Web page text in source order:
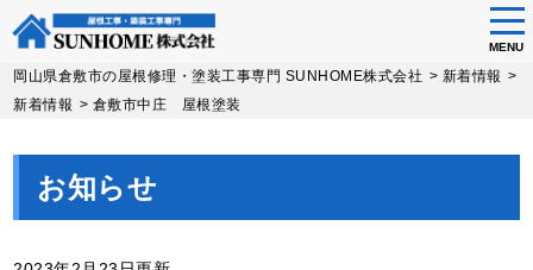
Skip
MENU
岡山県倉敷市の屋根修理・塗装工事専門 SUNHOME株式会社 > 新着情報 >
新着情報 > 倉敷市中庄 屋根塗装
お知らせ